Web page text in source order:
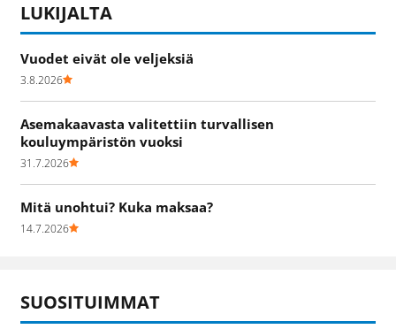
LUKIJALTA
Vuodet eivät ole veljeksiä
3.8.2026
Asemakaavasta valitettiin turvallisen
kouluympäristön vuoksi
31.7.2026
Mitä unohtui? Kuka maksaa?
14.7.2026
SUOSITUIMMAT